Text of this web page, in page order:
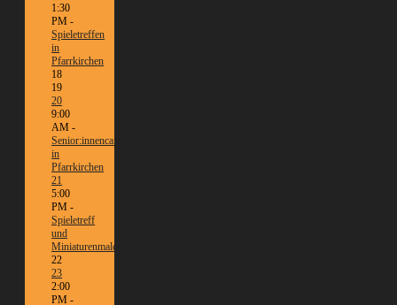
1:30
PM -
Spieletreffen
in
Pfarrkirchen
18
19
20
9:00
AM -
Senior:innencafé
in
Pfarrkirchen
21
5:00
PM -
Spieletreff
und
Miniaturenmalen/Tabletop
22
23
2:00
PM -